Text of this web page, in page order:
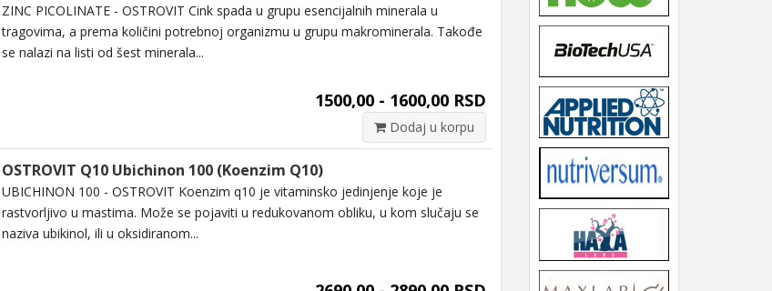
ZINC PICOLINATE - OSTROVIT Cink spada u grupu esencijalnih minerala u
tragovima, a prema količini potrebnoj organizmu u grupu makrominerala. Takođe
se nalazi na listi od šest minerala...
1500,00 - 1600,00 RSD
Dodaj u korpu
OSTROVIT Q10 Ubichinon 100 (Koenzim Q10)
UBICHINON 100 - OSTROVIT Koenzim q10 je vitaminsko jedinjenje koje je
rastvorljivo u mastima. Može se pojaviti u redukovanom obliku, u kom slučaju se
naziva ubikinol, ili u oksidiranom...